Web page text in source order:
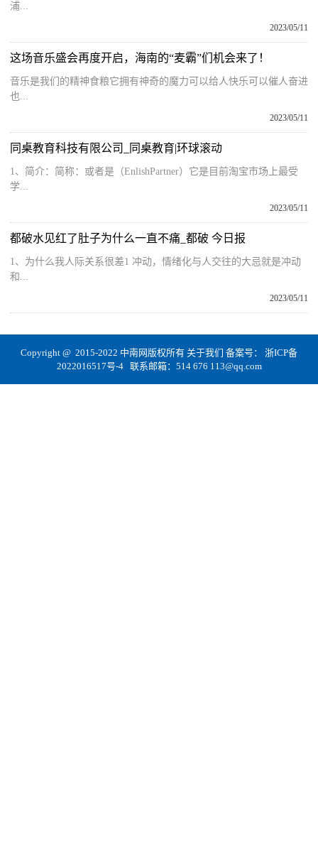
浦...
2023/05/11
这场音乐盛会再度开启，海南的“麦霸”们机会来了！
音乐是我们的精神食粮它拥有神奇的魔力可以给人快乐可以催人奋进
也...
2023/05/11
同桌教育科技有限公司_同桌教育|环球滚动
1、简介：简称：或者是（EnlishPartner）它是目前淘宝市场上最受
学...
2023/05/11
都破水见红了肚子为什么一直不痛_都破 今日报
1、为什么我人际关系很差1 冲动，情绪化与人交往的大忌就是冲动
和...
2023/05/11
Copyright @ 2015-2022 中南网版权所有 关于我们 备案号： 浙ICP备
2022016517号-4联系邮箱：514 676 113@qq.com